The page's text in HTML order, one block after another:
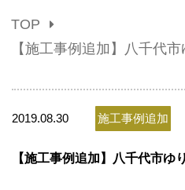
弊社の特色
お問い合わせ
TOP
【施工事例追加】八千代
2019.08.30 施工事例追加
【施工事例追加】八千代市ゆ